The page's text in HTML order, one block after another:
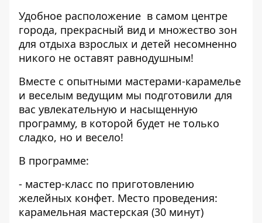
Удобное расположение в самом центре
города, прекрасный вид и множество зон
для отдыха взрослых и детей несомненно
никого не оставят равнодушным!
Вместе с опытными мастерами-карамелье
и веселым ведущим мы подготовили для
вас увлекательную и насыщенную
программу, в которой будет не только
сладко, но и весело!
В программе:
- мастер-класс по приготовлению
желейных конфет. Место проведения:
карамельная мастерская (30 минут)